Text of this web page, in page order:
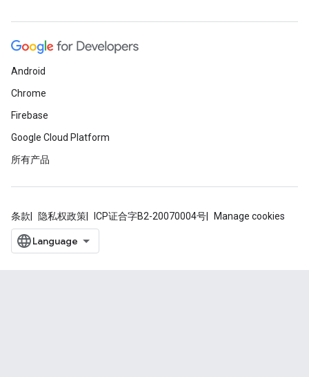
Android
Chrome
Firebase
Google Cloud Platform
所有产品
条款 隐私权政策 ICP证合字B2-20070004号 Manage cookies